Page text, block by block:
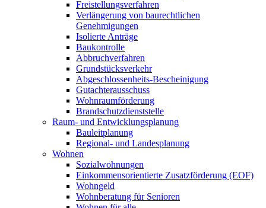
Freistellungsverfahren
Verlängerung von baurechtlichen
Genehmigungen
Isolierte Anträge
Baukontrolle
Abbruchverfahren
Grundstücksverkehr
Abgeschlossenheits-Bescheinigung
Gutachterausschuss
Wohnraumförderung
Brandschutzdienststelle
Raum- und Entwicklungsplanung
Bauleitplanung
Regional- und Landesplanung
Wohnen
Sozialwohnungen
Einkommensorientierte Zusatzförderung (EOF)
Wohngeld
Wohnberatung für Senioren